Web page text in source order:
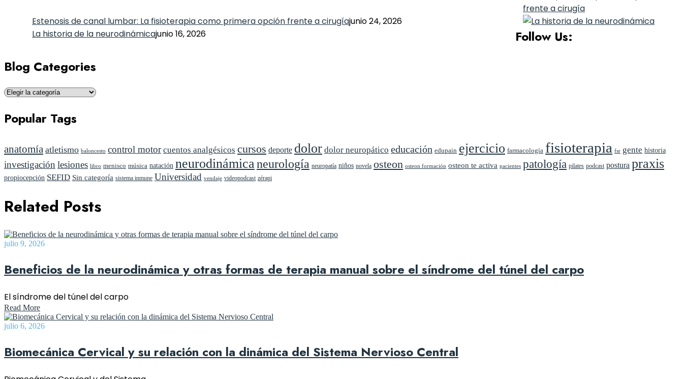
Estenosis de canal lumbar: La fisioterapia como primera opción frente a cirugíajunio 24, 2026
La historia de la neurodinámicajunio 16, 2026
Follow Us:
Blog Categories
Blog
Popular Tags
anatomía atletismo baloncesto control motor cuentos analgésicos cursos deporte dolor dolor neuropático educación edupain ejercicio farmacología fisioterapia fsr gente historia
investigación lesiones libro menisco música natación neurodinámicaneurología neuropatía niños novela osteon osteon formación osteon te activa pacientes patología pilates podcast postura praxis
propiocepción SEFID Sin categoría sistema inmune Universidad vendaje videopodcast zérapi
Related Posts
julio 9, 2026
Beneficios de la neurodinámica y otras formas de terapia manual sobre el síndrome del túnel del carpo
El síndrome del túnel del carpo
Read More
julio 6, 2026
Biomecánica Cervical y su relación con la dinámica del Sistema Nervioso Central